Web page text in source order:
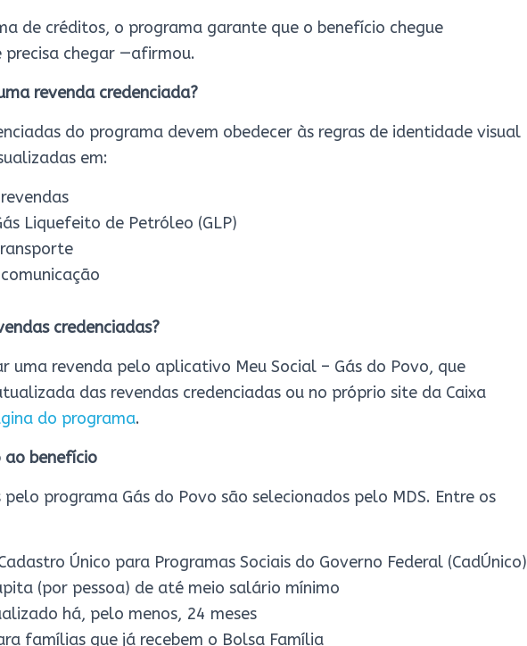
de créditos, o programa garante que o benefício chegue
chegar —afirmou.
revenda credenciada?
do programa devem obedecer às regras de identidade visual
em:
Liquefeito de Petróleo (GLP)
credenciadas?
uma revenda pelo aplicativo Meu Social – Gás do Povo, que
das revendas credenciadas ou no próprio site da Caixa
do programa.
benefício
programa Gás do Povo são selecionados pelo MDS. Entre os
Único para Programas Sociais do Governo Federal (CadÚnico)
(por pessoa) de até meio salário mínimo
há, pelo menos, 24 meses
famílias que já recebem o Bolsa Família